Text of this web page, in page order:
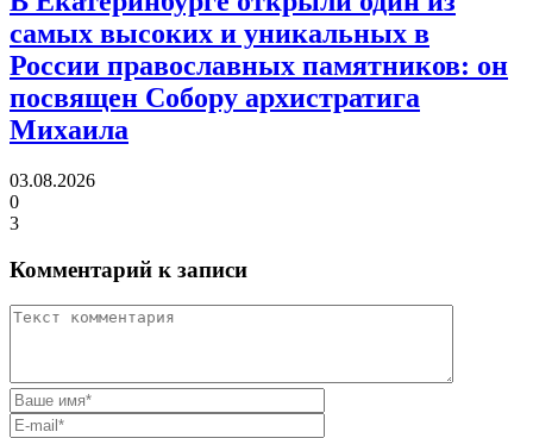
самых высоких и уникальных в
России православных памятников: он
посвящен Собору архистратига
Михаила
03.08.2026
0
3
Комментарий к записи